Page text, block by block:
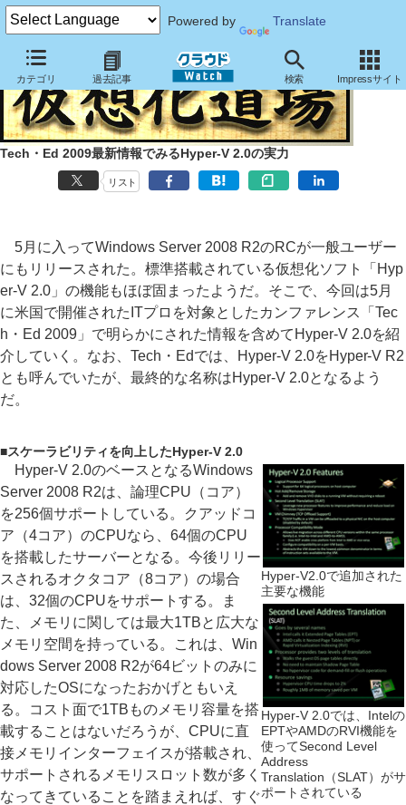
Powered by Translate
カテゴリ 過去記事 検索 Impressサイト
Tech・Ed 2009最新情報でみるHyper-V 2.0の実力
リスト
5月に入ってWindows Server 2008 R2のRCが一般ユーザー
にもリリースされた。標準搭載されている仮想化ソフト「Hyp
er-V 2.0」の機能もほぼ固まったようだ。そこで、今回は5月
に米国で開催されたITプロを対象としたカンファレンス「Tec
h・Ed 2009」で明らかにされた情報を含めてHyper-V 2.0を紹
介していく。なお、Tech・Edでは、Hyper-V 2.0をHyper-V R2
とも呼んでいたが、最終的な名称はHyper-V 2.0となるよう
だ。
■スケーラビリティを向上したHyper-V 2.0
Hyper-V2.0で追加された
主要な機能
Hyper-V 2.0では、Intelの
EPTやAMDのRVI機能を
使ってSecond Level
Address
Translation（SLAT）がサ
ポートされている
Hyper-V 2.0のベースとなるWindows
Server 2008 R2は、論理CPU（コア）
を256個サポートしている。クアッドコ
ア（4コア）のCPUなら、64個のCPU
を搭載したサーバーとなる。今後リリー
スされるオクタコア（8コア）の場合
は、32個のCPUをサポートする。ま
た、メモリに関しては最大1TBと広大な
メモリ空間を持っている。これは、Win
dows Server 2008 R2が64ビットのみに
対応したOSになったおかげともいえ
る。コスト面で1TBものメモリ容量を搭
載することはないだろうが、CPUに直
接メモリインターフェイスが搭載され、
サポートされるメモリスロット数が多く
なってきていることを踏まえれば、すぐ